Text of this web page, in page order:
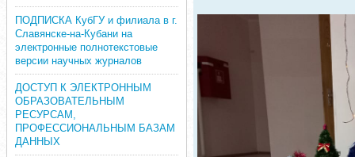
ПОДПИСКА КубГУ и филиала в г.
Славянске-на-Кубани на
электронные полнотекстовые
версии научных журналов
ДОСТУП К ЭЛЕКТРОННЫМ
ОБРАЗОВАТЕЛЬНЫМ
РЕСУРСАМ,
ПРОФЕССИОНАЛЬНЫМ БАЗАМ
ДАННЫХ